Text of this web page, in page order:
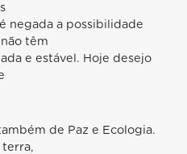
negada a possibilidade
têm
e estável. Hoje desejo
de Paz e Ecologia.
terra,